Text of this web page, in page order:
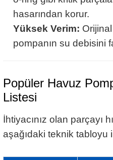
hasarından korur.
Yüksek Verim:
pompanın su debisini
Popüler Havuz
Listesi
İhtiyacınız olan parçayı
aşağıdaki teknik tabloyu